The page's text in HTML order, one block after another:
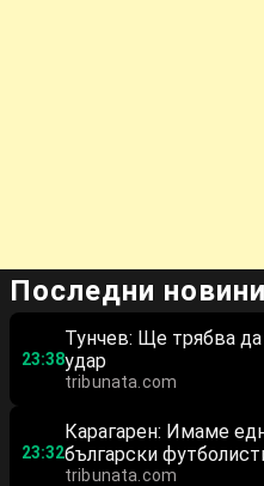
Последни новини
23:38
Тунчев: Ще трябва
удар
tribunata.com
23:32
Карагарен: Имаме
български
tribunata.com